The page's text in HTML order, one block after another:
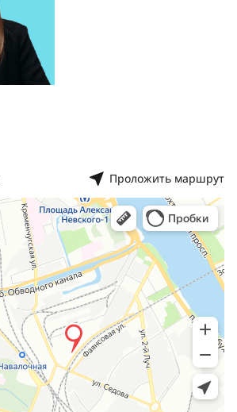
Проложить маршрут